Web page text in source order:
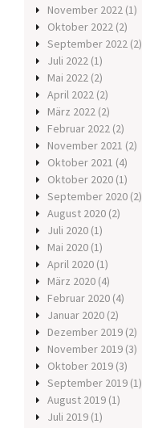
November 2022 (1)
Oktober 2022 (2)
September 2022 (2)
Juli 2022 (1)
Mai 2022 (2)
April 2022 (2)
März 2022 (2)
Februar 2022 (2)
November 2021 (2)
Oktober 2021 (4)
Oktober 2020 (1)
September 2020 (2)
August 2020 (2)
Juli 2020 (1)
Mai 2020 (1)
April 2020 (1)
März 2020 (4)
Februar 2020 (4)
Januar 2020 (2)
Dezember 2019 (2)
November 2019 (3)
Oktober 2019 (3)
September 2019 (1)
August 2019 (1)
Juli 2019 (1)